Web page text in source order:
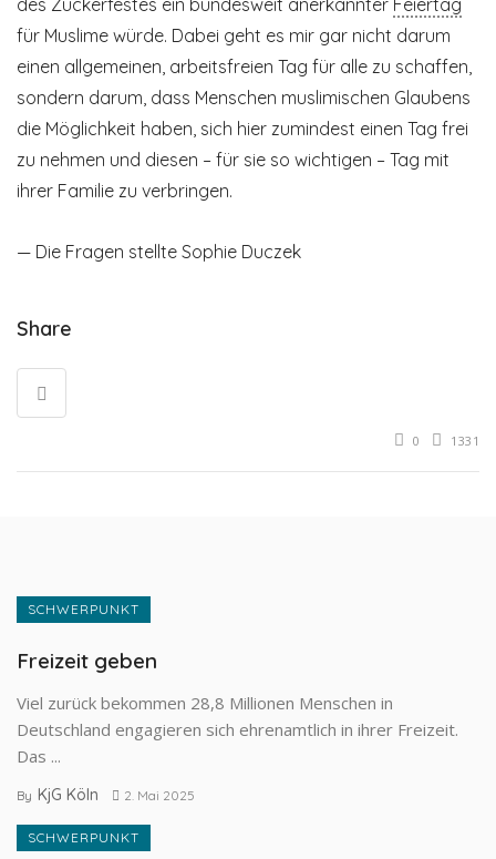
des Zuckerfestes ein bundesweit anerkannter Feiertag
für Muslime würde. Dabei geht es mir gar nicht darum
einen allgemeinen, arbeitsfreien Tag für alle zu schaffen,
sondern darum, dass Menschen muslimischen Glaubens
die Möglichkeit haben, sich hier zumindest einen Tag frei
zu nehmen und diesen – für sie so wichtigen – Tag mit
ihrer Familie zu verbringen.
— Die Fragen stellte Sophie Duczek
Share
0 1331
SCHWERPUNKT
Freizeit geben
Viel zurück bekommen 28,8 Millionen Menschen in
Deutschland engagieren sich ehrenamtlich in ihrer Freizeit.
Das ...
By KjG Köln 2. Mai 2025
SCHWERPUNKT